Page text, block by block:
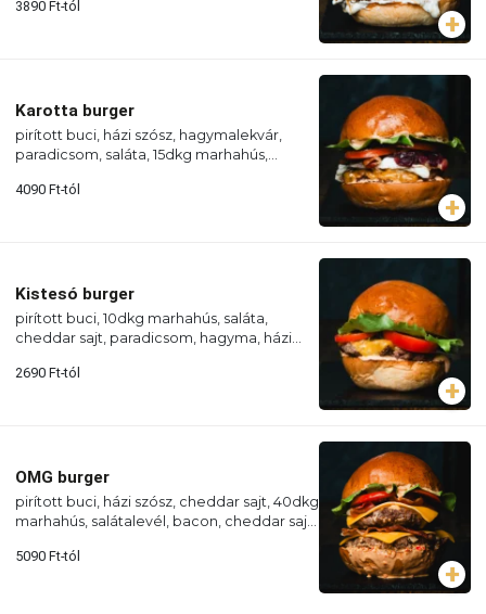
3890 Ft-tól
Karotta burger
pirított buci, házi szósz, hagymalekvár,
paradicsom, saláta, 15dkg marhahús,
4090 Ft-tól
Kistesó burger
pirított buci, 10dkg marhahús, saláta,
cheddar sajt, paradicsom, hagyma, házi
2690 Ft-tól
OMG burger
pirított buci, házi szósz, cheddar sajt, 40dkg
marhahús, salátalevél, bacon, cheddar sajt,
5090 Ft-tól